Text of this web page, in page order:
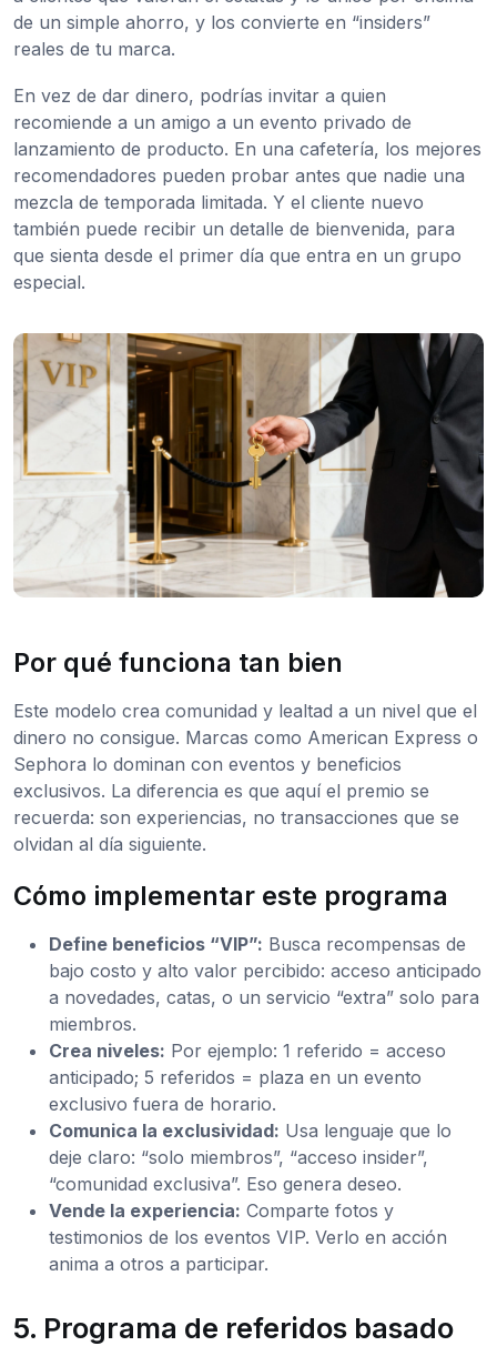
de un simple ahorro, y los convierte en “insiders”
reales de tu marca.
En vez de dar dinero, podrías invitar a quien
recomiende a un amigo a un evento privado de
lanzamiento de producto. En una cafetería, los mejores
recomendadores pueden probar antes que nadie una
mezcla de temporada limitada. Y el cliente nuevo
también puede recibir un detalle de bienvenida, para
que sienta desde el primer día que entra en un grupo
especial.
Por qué funciona tan bien
Este modelo crea comunidad y lealtad a un nivel que el
dinero no consigue. Marcas como American Express o
Sephora lo dominan con eventos y beneficios
exclusivos. La diferencia es que aquí el premio se
recuerda: son experiencias, no transacciones que se
olvidan al día siguiente.
Cómo implementar este programa
Define beneficios “VIP”: Busca recompensas de
bajo costo y alto valor percibido: acceso anticipado
a novedades, catas, o un servicio “extra” solo para
miembros.
Crea niveles: Por ejemplo: 1 referido = acceso
anticipado; 5 referidos = plaza en un evento
exclusivo fuera de horario.
Comunica la exclusividad: Usa lenguaje que lo
deje claro: “solo miembros”, “acceso insider”,
“comunidad exclusiva”. Eso genera deseo.
Vende la experiencia: Comparte fotos y
testimonios de los eventos VIP. Verlo en acción
anima a otros a participar.
5. Programa de referidos basado